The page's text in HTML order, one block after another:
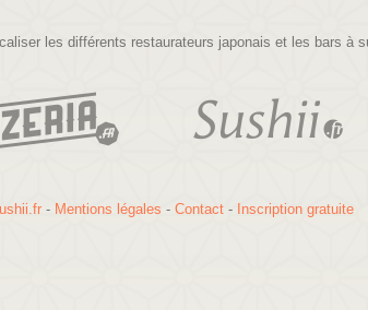
les différents restaurateurs japonais et les bars à
- Mentions légales - Contact - Inscription gratuite